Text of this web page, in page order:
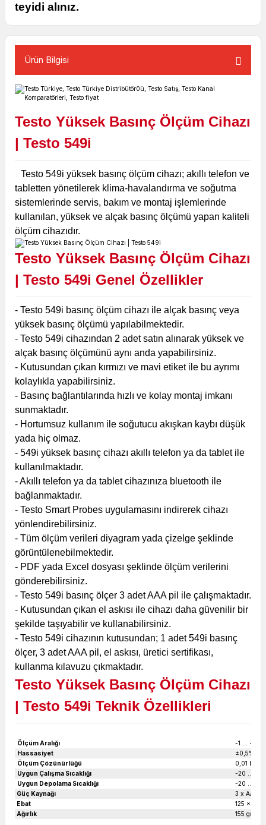
teyidi alınız.
Ürün Bilgisi
Testo Yüksek Basınç Ölçüm Cihazı
| Testo 549i
Testo 549i yüksek basınç ölçüm cihazı; akıllı telefon ve
tabletten yönetilerek klima-havalandırma ve soğutma
sistemlerinde servis, bakım ve montaj işlemlerinde
kullanılan, yüksek ve alçak basınç ölçümü yapan kaliteli
ölçüm cihazıdır.
Testo Yüksek Basınç Ölçüm Cihazı
| Testo 549i Genel Özellikler
- Testo 549i basınç ölçüm cihazı ile alçak basınç veya
yüksek basınç ölçümü yapılabilmektedir.
- Testo 549i cihazından 2 adet satın alınarak yüksek ve
alçak basınç ölçümünü aynı anda yapabilirsiniz.
- Kutusundan çıkan kırmızı ve mavi etiket ile bu ayrımı
kolaylıkla yapabilirsiniz.
- Basınç bağlantılarında hızlı ve kolay montaj imkanı
sunmaktadır.
- Hortumsuz kullanım ile soğutucu akışkan kaybı düşük
yada hiç olmaz.
- 549i yüksek basınç cihazı akıllı telefon ya da tablet ile
kullanılmaktadır.
- Akıllı telefon ya da tablet cihazınıza bluetooth ile
bağlanmaktadır.
- Testo Smart Probes uygulamasını indirerek cihazı
yönlendirebilirsiniz.
- Tüm ölçüm verileri diyagram yada çizelge şeklinde
görüntülenebilmektedir.
- PDF yada Excel dosyası şeklinde ölçüm verilerini
gönderebilirsiniz.
- Testo 549i basınç ölçer 3 adet AAA pil ile çalışmaktadır.
- Kutusundan çıkan el askısı ile cihazı daha güvenilir bir
şekilde taşıyabilir ve kullanabilirsiniz.
- Testo 549i cihazının kutusundan; 1 adet 549i basınç
ölçer, 3 adet AAA pil, el askısı, üretici sertifikası,
kullanma kılavuzu çıkmaktadır.
Testo Yüksek Basınç Ölçüm Cihazı
| Testo 549i Teknik Özellikleri
Ölçüm Aralığı
-1 … +60
Hassasiyet
±0,5%
Ölçüm Çözünürlüğü
0,01 bar
Uygun Çalışma Sıcaklığı
-20 …
Uygun Depolama Sıcaklığı
-20 …
Güç Kaynağı
3 x AAA
Ebat
125 x 32 x
Ağırlık
155 gr